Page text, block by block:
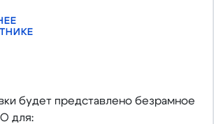
будет представлено безрамное
для: